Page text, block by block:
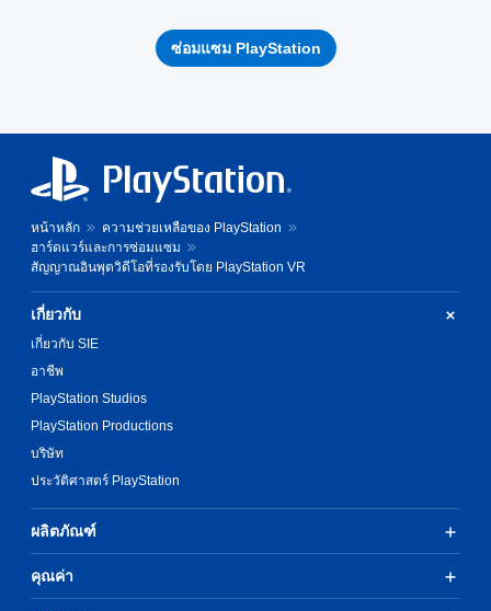
ซ่อมแซม PlayStation
หน้าหลัก
ความช่วยเหลือของ PlayStation
ฮาร์ดแวร์และการซ่อมแซม
สัญญาณอินพุตวิดีโอที่รองรับโดย PlayStation VR
เกี่ยวกับ
เกี่ยวกับ SIE
อาชีพ
PlayStation Studios
PlayStation Productions
บริษัท
ประวัติศาสตร์ PlayStation
ผลิตภัณฑ์
คุณค่า